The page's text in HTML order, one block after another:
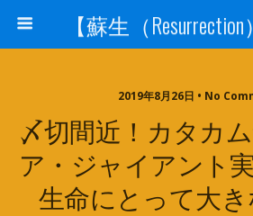
2019年8月26日 • No
〆切間近！カタカ
ア・ジャイアント
生命にとって大き